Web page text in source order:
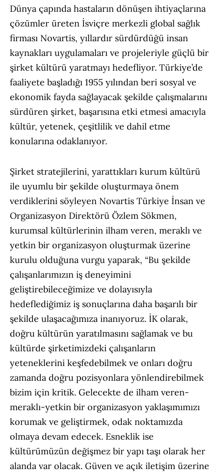
Dünya çapında hastaların dönüşen ihtiyaçlarına
çözümler üreten İsviçre merkezli global sağlık
firması Novartis, yıllardır sürdürdüğü insan
kaynakları uygulamaları ve projeleriyle güçlü bir
şirket kültürü yaratmayı hedefliyor. Türkiye’de
faaliyete başladığı 1955 yılından beri sosyal ve
ekonomik fayda sağlayacak şekilde çalışmalarını
sürdüren şirket, başarısına etki etmesi amacıyla
kültür, yetenek, çeşitlilik ve dahil etme
konularına odaklanıyor.
Şirket stratejilerini, yarattıkları kurum kültürü
ile uyumlu bir şekilde oluşturmaya önem
verdiklerini söyleyen Novartis Türkiye İnsan ve
Organizasyon Direktörü Özlem Sökmen,
kurumsal kültürlerinin ilham veren, meraklı ve
yetkin bir organizasyon oluşturmak üzerine
kurulu olduğuna vurgu yaparak, “Bu şekilde
çalışanlarımızın iş deneyimini
geliştirebileceğimize ve dolayısıyla
hedeflediğimiz iş sonuçlarına daha başarılı bir
şekilde ulaşacağımıza inanıyoruz. İK olarak,
doğru kültürün yaratılmasını sağlamak ve bu
kültürde şirketimizdeki çalışanların
yeteneklerini keşfedebilmek ve onları doğru
zamanda doğru pozisyonlara yönlendirebilmek
bizim için kritik. Gelecekte de ilham veren-
meraklı-yetkin bir organizasyon yaklaşımımızı
korumak ve geliştirmek, odak noktamızda
olmaya devam edecek. Esneklik ise
kültürümüzün değişmez bir yapı taşı olarak her
alanda var olacak. Güven ve açık iletişim üzerine